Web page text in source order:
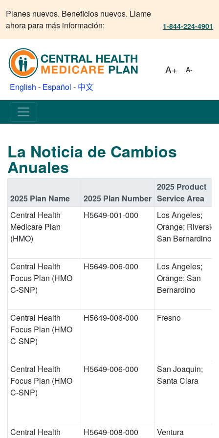
Planes nuevos. Beneficios nuevos. Llame
ahora para más información:
1-844-224-4901
English - Español - 中文
A+ A-
La Noticia de Cambios
Anuales
2025 Plan Name 2025 Plan Number
2025 Product
Service Area
Central Health
Medicare Plan
(HMO)
H5649-001-000
Los Angeles;
Orange;
San Bernardino
Central Health
Focus Plan (HMO
C-SNP)
H5649-006-000
Los Angeles;
Orange; San
Bernardino
Central Health
Focus Plan (HMO
C-SNP)
H5649-006-000 Fresno
Central Health
Focus Plan (HMO
C-SNP)
H5649-006-000
San Joaquin;
Santa Clara
Central Health
H5649-008-000 Ventura